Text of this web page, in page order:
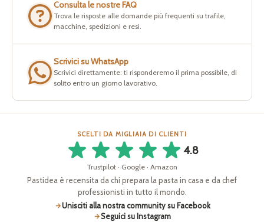
Consulta le nostre FAQ
Trova le risposte alle domande più frequenti su trafile,
macchine, spedizioni e resi.
Scrivici su WhatsApp
Scrivici direttamente: ti risponderemo il prima possibile, di
solito entro un giorno lavorativo.
SCELTI DA MIGLIAIA DI CLIENTI
4.8
Trustpilot · Google · Amazon
Pastidea è recensita da chi prepara la pasta in casa e da chef
professionisti in tutto il mondo.
Unisciti alla nostra community su Facebook
Seguici su Instagram